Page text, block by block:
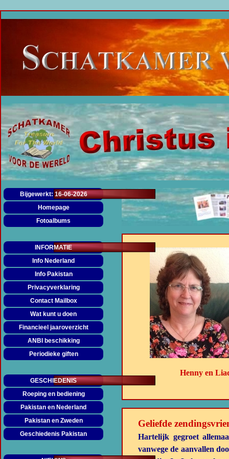
Menu overslaan
Bijgewerkt: 16-06-2026
Homepage
Fotoalbums
INFORMATIE
Info Nederland
Info Pakistan
Privacyverklaring
Contact Mailbox
Wat kunt u doen
Financieel jaaroverzicht
ANBI beschikking
Periodieke giften
GESCHIEDENIS
Roeping en bediening
Pakistan en Nederland
Pakistan en Zweden
Geschiedenis Pakistan
Henny en
Geliefde
Hartelijk gegroet
vanwege de aanvallen